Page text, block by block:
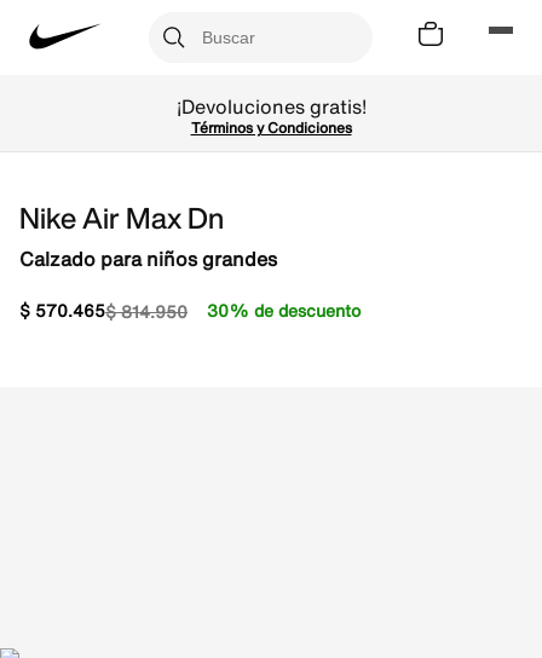
¡Devoluciones gratis!
Términos y Condiciones
Nike Air Max Dn
Calzado para niños grandes
$814.950
$ 570.465 30% de descuento